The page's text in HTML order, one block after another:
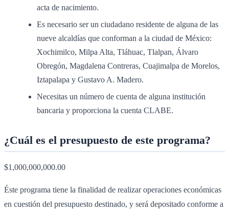
acta de nacimiento.
Es necesario ser un ciudadano residente de alguna de las
nueve alcaldías que conforman a la ciudad de México:
Xochimilco, Milpa Alta, Tláhuac, Tlalpan, Álvaro
Obregón, Magdalena Contreras, Cuajimalpa de Morelos,
Iztapalapa y Gustavo A. Madero.
Necesitas un número de cuenta de alguna institución
bancaria y proporciona la cuenta CLABE.
¿Cuál es el presupuesto de este programa?
$1,000,000,000.00
Éste programa tiene la finalidad de realizar operaciones económicas
en cuestión del presupuesto destinado, y será depositado conforme a